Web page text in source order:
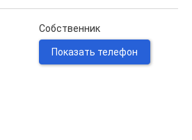
Собственник
Показать телефон